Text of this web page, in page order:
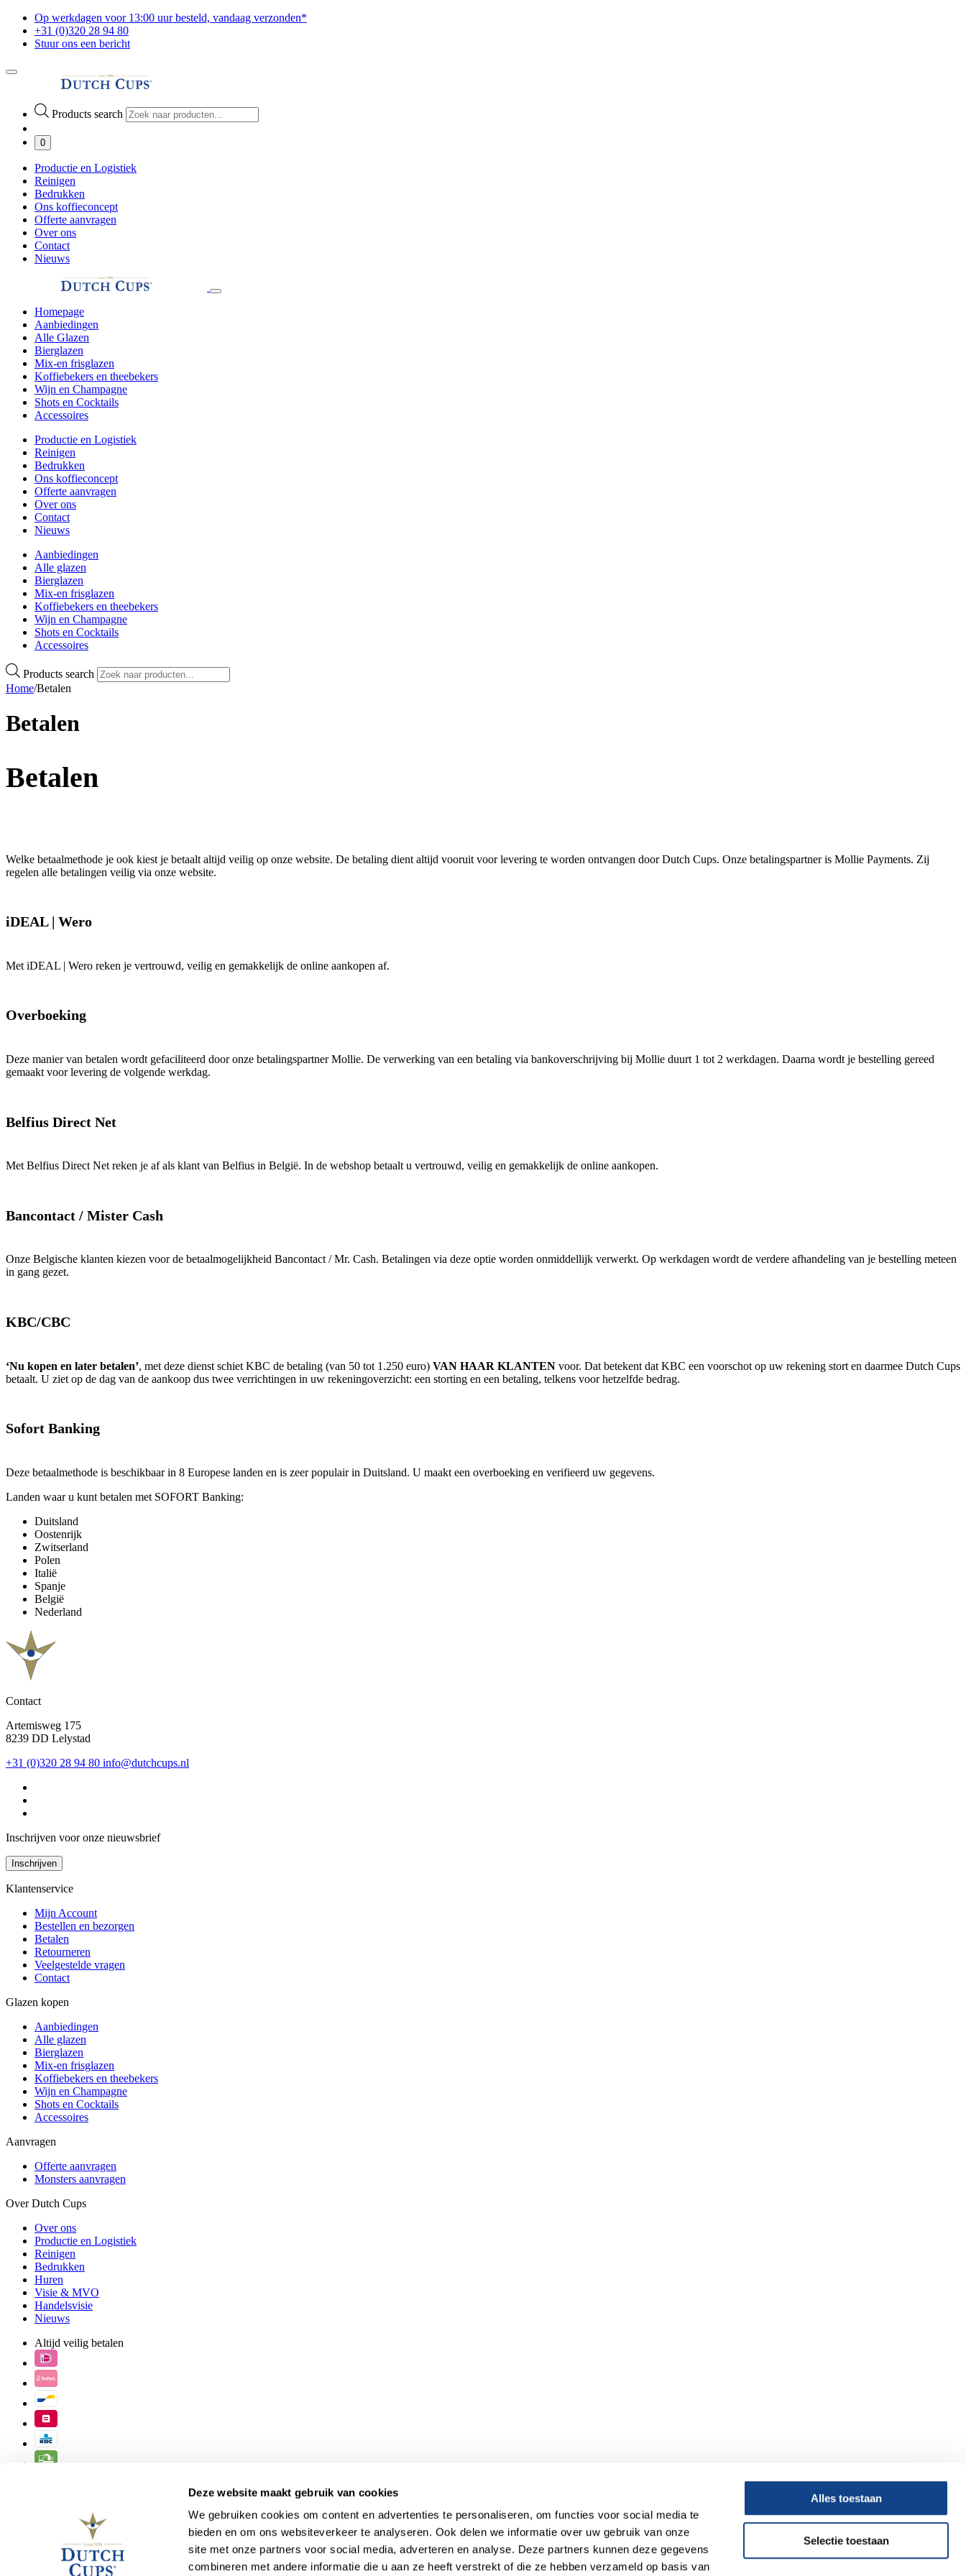
Deze website maakt gebruik van cookies
We gebruiken cookies om content en advertenties te personaliseren, om functies voor social media te
bieden en om ons websiteverkeer te analyseren. Ook delen we informatie over uw gebruik van onze
site met onze partners voor social media, adverteren en analyse. Deze partners kunnen deze gegevens
combineren met andere informatie die u aan ze heeft verstrekt of die ze hebben verzameld op basis van
Alles toestaan
Selectie toestaan
Op werkdagen voor 13:00 uur besteld, vandaag verzonden*
+31 (0)320 28 94 80
Stuur ons een bericht
Products search
0
Productie en Logistiek
Reinigen
Bedrukken
Ons koffieconcept
Offerte aanvragen
Over ons
Contact
Nieuws
Homepage
Aanbiedingen
Alle Glazen
Bierglazen
Mix-en frisglazen
Koffiebekers en theebekers
Wijn en Champagne
Shots en Cocktails
Accessoires
Productie en Logistiek
Reinigen
Bedrukken
Ons koffieconcept
Offerte aanvragen
Over ons
Contact
Nieuws
Aanbiedingen
Alle glazen
Bierglazen
Mix-en frisglazen
Koffiebekers en theebekers
Wijn en Champagne
Shots en Cocktails
Accessoires
Products search
Home/Betalen
Betalen
Betalen
Welke betaalmethode je ook kiest je betaalt altijd veilig op onze website. De betaling dient altijd vooruit voor levering te worden ontvangen door Dutch Cups. Onze betalingspartner is Mollie Payments. Zij
regelen alle betalingen veilig via onze website.
iDEAL | Wero
Met iDEAL | Wero reken je vertrouwd, veilig en gemakkelijk de online aankopen af.
Overboeking
Deze manier van betalen wordt gefaciliteerd door onze betalingspartner Mollie. De verwerking van een betaling via bankoverschrijving bij Mollie duurt 1 tot 2 werkdagen. Daarna wordt je bestelling gereed
gemaakt voor levering de volgende werkdag.
Belfius Direct Net
Met Belfius Direct Net reken je af als klant van Belfius in België. In de webshop betaalt u vertrouwd, veilig en gemakkelijk de online aankopen.
Bancontact / Mister Cash
Onze Belgische klanten kiezen voor de betaalmogelijkheid Bancontact / Mr. Cash. Betalingen via deze optie worden onmiddellijk verwerkt. Op werkdagen wordt de verdere afhandeling van je bestelling meteen
in gang gezet.
KBC/CBC
‘Nu kopen en later betalen’, met deze dienst schiet KBC de betaling (van 50 tot 1.250 euro) VAN HAAR KLANTEN voor. Dat betekent dat KBC een voorschot op uw rekening stort en daarmee Dutch Cups
betaalt. U ziet op de dag van de aankoop dus twee verrichtingen in uw rekeningoverzicht: een storting en een betaling, telkens voor hetzelfde bedrag.
Sofort Banking
Deze betaalmethode is beschikbaar in 8 Europese landen en is zeer populair in Duitsland. U maakt een overboeking en verifieerd uw gegevens.
Landen waar u kunt betalen met SOFORT Banking:
Duitsland
Oostenrijk
Zwitserland
Polen
Italië
Spanje
België
Nederland
Contact
Artemisweg 175
8239 DD Lelystad
+31 (0)320 28 94 80 info@dutchcups.nl
Inschrijven voor onze nieuwsbrief
Inschrijven
Klantenservice
Mijn Account
Bestellen en bezorgen
Betalen
Retourneren
Veelgestelde vragen
Contact
Glazen kopen
Aanbiedingen
Alle glazen
Bierglazen
Mix-en frisglazen
Koffiebekers en theebekers
Wijn en Champagne
Shots en Cocktails
Accessoires
Aanvragen
Offerte aanvragen
Monsters aanvragen
Over Dutch Cups
Over ons
Productie en Logistiek
Reinigen
Bedrukken
Huren
Visie & MVO
Handelsvisie
Nieuws
Altijd veilig betalen
Leveringsvoorwaarden
Privacybeleid
© 2026 Dutch Cups